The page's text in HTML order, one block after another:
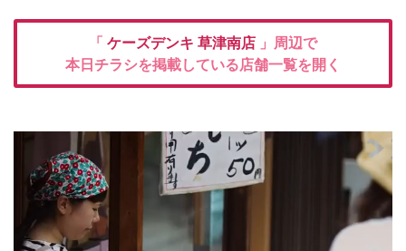
「 ケーズデンキ 草津南店 」周辺で
本日チラシを掲載している店舗一覧を開く